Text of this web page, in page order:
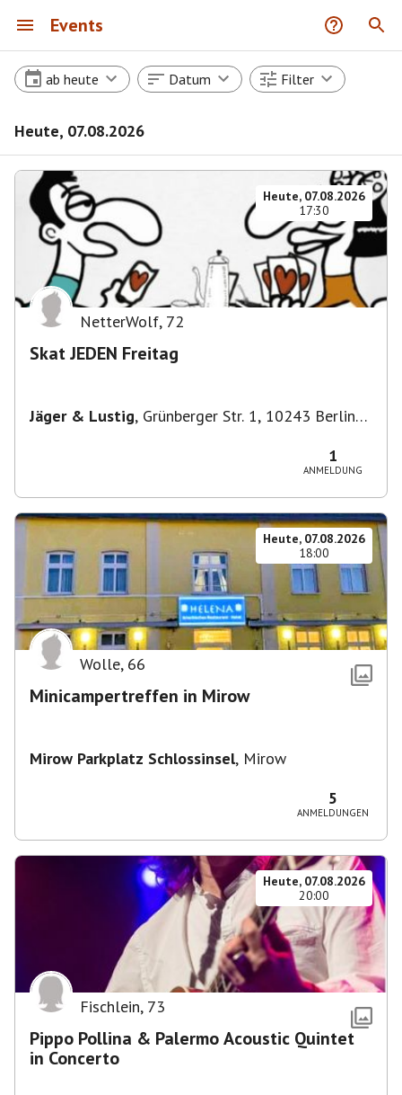
Events
ab heute Datum Filter
Heute, 07.08.2026
Heute, 07.08.2026
17:30
NetterWolf, 72
Skat JEDEN Freitag
Jäger & Lustig, Grünberger Str. 1, 10243 Berlin-
1
ANMELDUNG
Heute, 07.08.2026
18:00
Wolle, 66
Minicampertreffen in Mirow
Mirow Parkplatz Schlossinsel, Mirow
5
ANMELDUNGEN
Heute, 07.08.2026
20:00
Fischlein, 73
Pippo Pollina & Palermo Acoustic Quintet
in Concerto